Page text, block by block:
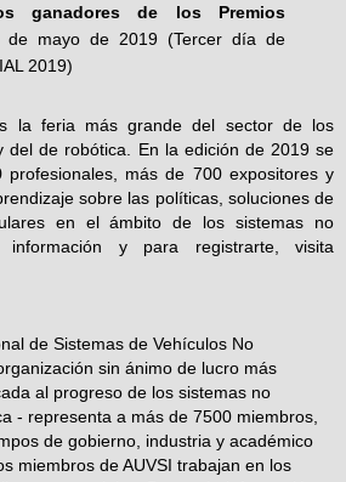
ganadores de los Premios
de mayo de 2019 (Tercer día de
2019)
la feria más grande del sector de los
del de robótica. En la edición de 2019 se
profesionales, más de 700 expositores y
sobre las políticas, soluciones de
en el ámbito de los sistemas no
información y para registrarte, visita
de Sistemas de Vehículos No
sin ánimo de lucro más
al progreso de los sistemas no
- representa a más de 7500 miembros,
de gobierno, industria y académico
miembros de AUVSI trabajan en los